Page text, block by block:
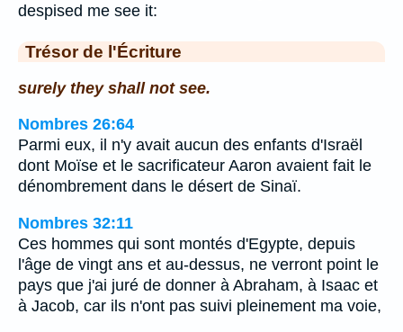
despised me see it:
Trésor de l'Écriture
surely they shall not see.
Nombres 26:64
Parmi eux, il n'y avait aucun des enfants d'Israël
dont Moïse et le sacrificateur Aaron avaient fait le
dénombrement dans le désert de Sinaï.
Nombres 32:11
Ces hommes qui sont montés d'Egypte, depuis
l'âge de vingt ans et au-dessus, ne verront point le
pays que j'ai juré de donner à Abraham, à Isaac et
à Jacob, car ils n'ont pas suivi pleinement ma voie,